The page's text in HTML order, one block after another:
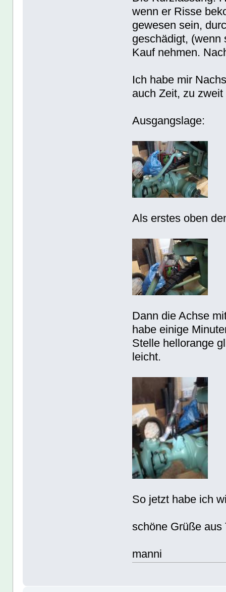
wenn er Risse
gewesen sein,
geschädigt, (wenn
Kauf nehmen.
Ich habe mir
auch Zeit, zu
Ausgangslage:
Als erstes oben
Dann die Achse
habe einige
Stelle hellorange
leicht.
So jetzt habe ich
schöne Grüße aus
manni